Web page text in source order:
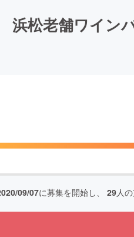
浜松老舗ワイン
09/07に募集を開始し、 29人